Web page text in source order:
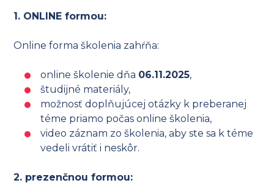
1. ONLINE formou:
Online forma školenia zahŕňa:
online školenie dňa 06.11.2025,
študijné materiály,
možnosť doplňujúcej otázky k preberanej
téme priamo počas online školenia,
video záznam zo školenia, aby ste sa k téme
vedeli vrátiť i neskôr.
2. prezenčnou formou: